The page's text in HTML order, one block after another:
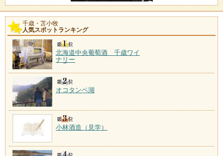
千歳・苫小牧
人気スポットランキング
北海道中央葡萄酒 千歳ワイ
ナリー
オコタンペ湖
小林酒造（見学）